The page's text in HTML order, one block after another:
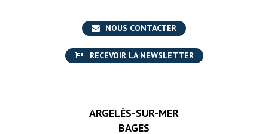
NOUS CONTACTER
RECEVOIR LA NEWSLETTER
ARGELÈS-SUR-MER
BAGES